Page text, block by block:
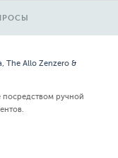
The Allo Zenzero &
посредством ручной